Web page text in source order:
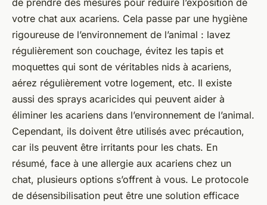
de prendre des mesures pour réduire l’exposition de
votre chat aux acariens. Cela passe par une hygiène
rigoureuse de l’environnement de l’animal : lavez
régulièrement son couchage, évitez les tapis et
moquettes qui sont de véritables nids à acariens,
aérez régulièrement votre logement, etc. Il existe
aussi des sprays acaricides qui peuvent aider à
éliminer les acariens dans l’environnement de l’animal.
Cependant, ils doivent être utilisés avec précaution,
car ils peuvent être irritants pour les chats. En
résumé, face à une allergie aux acariens chez un
chat, plusieurs options s’offrent à vous. Le protocole
de désensibilisation peut être une solution efficace